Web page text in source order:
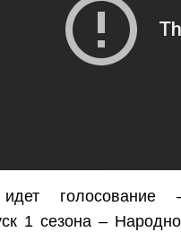
идет
1 сезона –